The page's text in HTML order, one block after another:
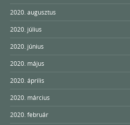
2020. augusztus
2020. július
2020. június
2020. május
2020. április
2020. március
2020. február